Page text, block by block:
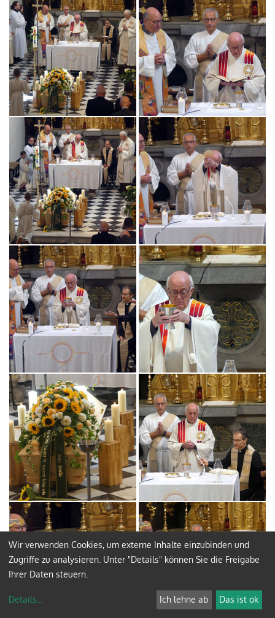
Wir verwenden Cookies, um externe Inhalte einzubinden und
Zugriffe zu analysieren. Unter "Details" können Sie die Freigabe
Ihrer Daten steuern.
Details... Ich lehne ab Das ist ok